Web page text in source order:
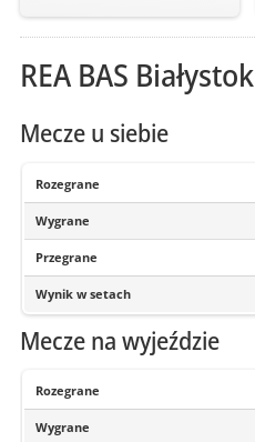
REA BAS Białystok
Mecze u siebie
Rozegrane
Wygrane
Przegrane
Wynik w setach
Mecze na wyjeździe
Rozegrane
Wygrane